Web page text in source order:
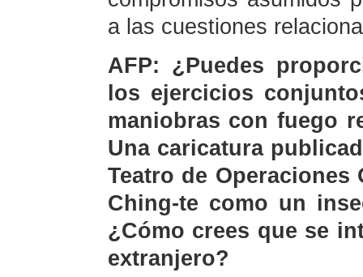
a las cuestiones
AFP: ¿Puedes
los ejercicios
maniobras con fuego
Una caricatura
Teatro de
Ching-te como un
¿Cómo crees que se
extranjero?